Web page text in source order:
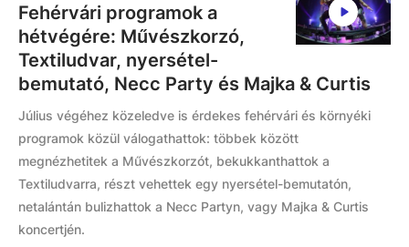
Fehérvári programok a
hétvégére: Művészkorzó,
Textiludvar, nyersétel-
bemutató, Necc Party és Majka & Curtis
Július végéhez közeledve is érdekes fehérvári és környéki
programok közül válogathattok: többek között
megnézhetitek a Művészkorzót, bekukkanthattok a
Textiludvarra, részt vehettek egy nyersétel-bemutatón,
netalántán bulizhattok a Necc Partyn, vagy Majka & Curtis
koncertjén.